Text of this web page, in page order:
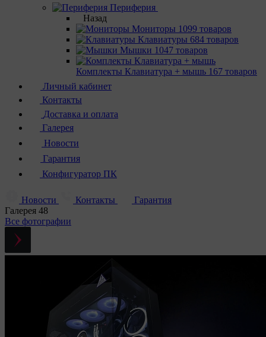
Периферия
Назад
Мониторы 1099 товаров
Клавиатуры 684 товаров
Мышки 1047 товаров
Комплекты Клавиатура + мышь 167 товаров
Личный кабинет
Контакты
Доставка и оплата
Галерея
Новости
Гарантия
Конфигуратор ПК
Новости Контакты
Гарантия
Галерея 48
Все фотографии